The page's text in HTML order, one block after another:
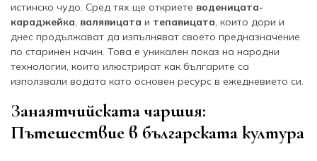
истинско чудо. Сред тях ще откриете воденицата-
караджейка, валявицата и тепавицата, които дори и
днес продължават да изпълняват своето предназначение
по старинен начин. Това е уникален показ на народни
технологии, които илюстрират как българите са
използвали водата като основен ресурс в ежедневието си.
Занаятчийската чаршия:
Пътешествие в българската култура